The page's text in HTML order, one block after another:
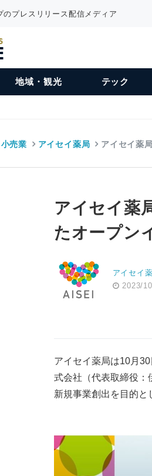
のプレスリリース配信メディア
地域・観光 テック
小売業 アイセイ薬局 アイセイ
アイセイ薬
たオープン
アイセイ
2023/
アイセイ薬局は10月
式会社（代表取締役：
新規事業創出を目的と